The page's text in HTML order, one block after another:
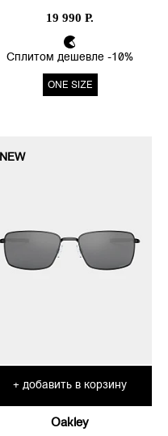
19 990 Р.
Сплитом дешевле -10%
ONE SIZE
NEW
+ добавить в корзину
Oakley